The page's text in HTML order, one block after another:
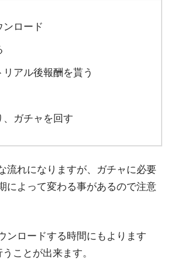
ンロード
アル後報酬を貰う
、ガチャを回す
流れになりますが、ガチャに必要
によって変わる事があるので注意
ンロードする時間にもよります
ことが出来ます。